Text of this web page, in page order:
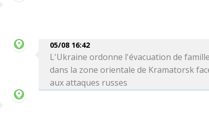
05/08 16:42
L'Ukraine ordonne l'évacuation de
dans la zone orientale de Kramatorsk
aux attaques russes